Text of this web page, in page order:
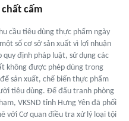
cấm
cầu tiêu dùng thực phẩm ngày
số cơ sở sản xuất vì lợi nhuận
quy định pháp luật, sử dụng các
không được phép dùng trong
sản xuất, chế biến thực phẩm
tiêu dùng. Để đấu tranh phòng
VKSND tỉnh Hưng Yên đã phối
với Cơ quan điều tra xử lý loại tội